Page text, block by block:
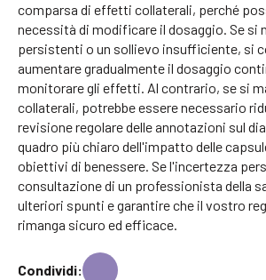
comparsa di effetti collaterali, perché
necessità di modificare il dosaggio. Se si
persistenti o un sollievo insufficiente, si
aumentare gradualmente il dosaggio
monitorare gli effetti. Al contrario, se si
collaterali, potrebbe essere necessario
revisione regolare delle annotazioni sul
quadro più chiaro dell'impatto delle
obiettivi di benessere. Se l'incertezza
consultazione di un professionista della
ulteriori spunti e garantire che il vostro
rimanga sicuro ed efficace.
Condividi: